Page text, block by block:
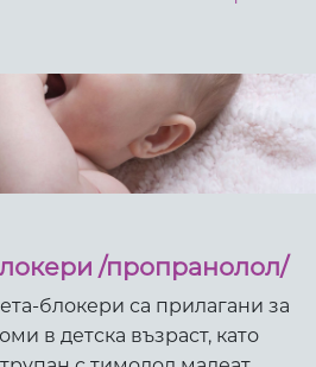
/пропранолол/
блокери са прилагани за
в детска възраст, като